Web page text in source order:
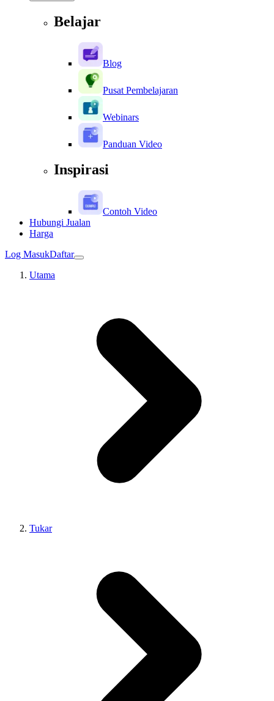
Belajar
Blog
Pusat Pembelajaran
Webinars
Panduan Video
Inspirasi
Contoh Video
Hubungi Jualan
Harga
Log MasukDaftar
Utama
Tukar